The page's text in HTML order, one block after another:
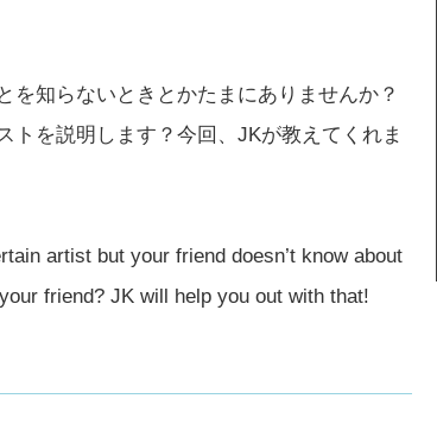
を知らないときとかたまにありませんか？
トを説明します？今回、JKが教えてくれま
artist but your friend doesn’t know about
friend? JK will help you out with that!